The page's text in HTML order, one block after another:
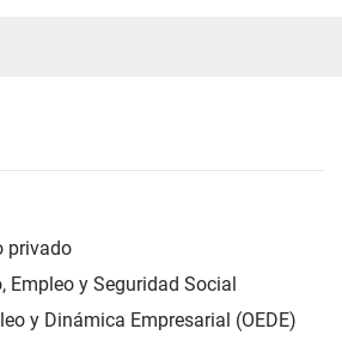
privado
Empleo y Seguridad Social
y Dinámica Empresarial (OEDE)